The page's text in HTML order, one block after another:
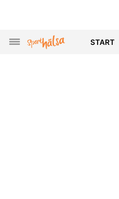
START